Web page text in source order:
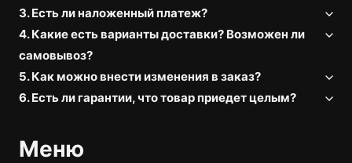
3. Есть ли наложенный платеж?
4. Какие есть варианты доставки? Возможен ли
самовывоз?
5. Как можно внести изменения в заказ?
6. Есть ли гарантии, что товар приедет целым?
Меню